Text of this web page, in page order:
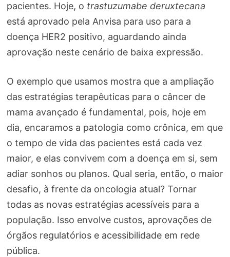
pacientes. Hoje, o trastuzumabe deruxtecana
está aprovado pela Anvisa para uso para a
doença HER2 positivo, aguardando ainda
aprovação neste cenário de baixa expressão.
O exemplo que usamos mostra que a ampliação
das estratégias terapêuticas para o câncer de
mama avançado é fundamental, pois, hoje em
dia, encaramos a patologia como crônica, em que
o tempo de vida das pacientes está cada vez
maior, e elas convivem com a doença em si, sem
adiar sonhos ou planos. Qual seria, então, o maior
desafio, à frente da oncologia atual? Tornar
todas as novas estratégias acessíveis para a
população. Isso envolve custos, aprovações de
órgãos regulatórios e acessibilidade em rede
pública.